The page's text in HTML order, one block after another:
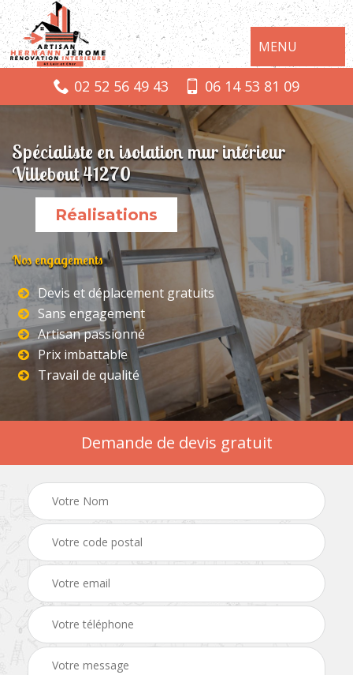
MENU
02 52 56 49 43 06 14 53 81 09
Spécialiste en isolation mur intérieur
Villebout 41270
Réalisations
Nos engagements
Devis et déplacement gratuits
Sans engagement
Artisan passionné
Prix imbattable
Travail de qualité
Demande de devis gratuit